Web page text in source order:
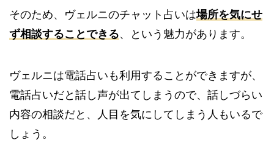
そのため、ヴェルニのチャット占いは場所を気にせ
ず相談することできる、という魅力があります。
ヴェルニは電話占いも利用することができますが、
電話占いだと話し声が出てしまうので、話しづらい
内容の相談だと、人目を気にしてしまう人もいるで
しょう。